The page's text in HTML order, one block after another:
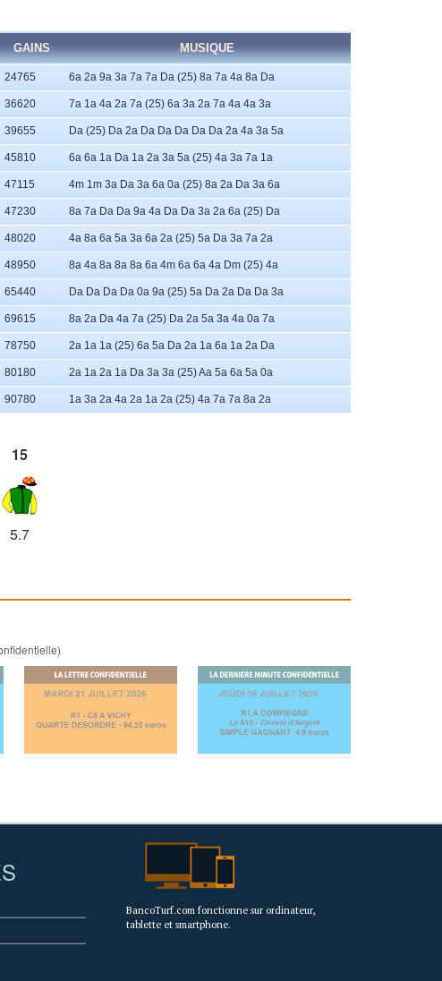
GAINS MUSIQUE
24765 6a 2a 9a 3a 7a 7a Da (25) 8a 7a 4a 8a Da
36620 7a 1a 4a 2a 7a (25) 6a 3a 2a 7a 4a 4a 3a
39655 Da (25) Da 2a Da Da Da Da Da 2a 4a 3a 5a
45810 6a 6a 1a Da 1a 2a 3a 5a (25) 4a 3a 7a 1a
47115 4m 1m 3a Da 3a 6a 0a (25) 8a 2a Da 3a 6a
47230 8a 7a Da Da 9a 4a Da Da 3a 2a 6a (25) Da
48020 4a 8a 6a 5a 3a 6a 2a (25) 5a Da 3a 7a 2a
48950 8a 4a 8a 8a 8a 6a 4m 6a 6a 4a Dm (25) 4a
65440 Da Da Da Da 0a 9a (25) 5a Da 2a Da Da 3a
69615 8a 2a Da 4a 7a (25) Da 2a 5a 3a 4a 0a 7a
78750 2a 1a 1a (25) 6a 5a Da 2a 1a 6a 1a 2a Da
80180 2a 1a 2a 1a Da 3a 3a (25) Aa 5a 6a 5a 0a
90780 1a 3a 2a 4a 2a 1a 2a (25) 4a 7a 7a 8a 2a
15
5.7
BancoTurf.com fonctionne sur ordinateur,
tablette et smartphone.